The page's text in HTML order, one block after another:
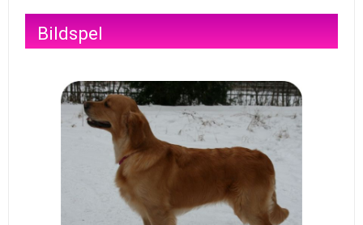
Bildspel